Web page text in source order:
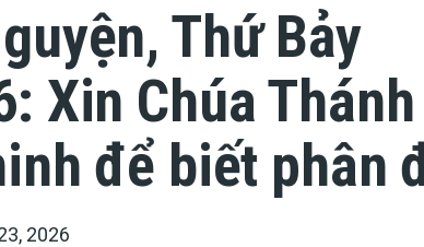
Thứ Bảy
Xin Chúa
để biết phân
2026